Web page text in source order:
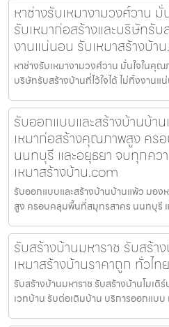
หาช่างรับเหมางามวงศ์วาน
รับเหมาก่อสร้างและบริษัทรับ
งานแน่นอน รับเหมาสร้างบ้า
หาช่างรับเหมางามวงศ์วาน มั่นใจในคุ
บริษัทรับสร้างบ้านที่ไว้ใจได้ ไม่ทิ้งงานแ
รับออกแบบและสร้างบ้านบ้า
เหมาก่อสร้างคุณภาพสูง ค
นนทบุรี และอยุธยา จบทุกคว
เหมาสร้างบ้าน.com
รับออกแบบและสร้างบ้านบ้านแพ้ว มอ
สูง ครอบคลุมพื้นที่สมุทรสาคร นนทบุรี
รับสร้างบ้านมหาราช รับสร้
เหมาสร้างบ้านราคาถูก ทั่วไทย
รับสร้างบ้านมหาราช รับสร้างบ้านโมเดิ
เวทบ้าน รับต่อเติมบ้าน บริการออกแบบ